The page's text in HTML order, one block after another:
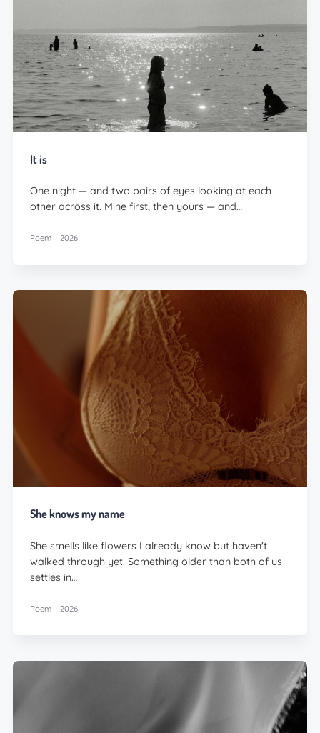
It is
One night — and two pairs of eyes looking at each
other across it. Mine first, then yours — and…
Poem 2026
She knows my name
She smells like flowers I already know but haven't
walked through yet. Something older than both of us
settles in…
Poem 2026